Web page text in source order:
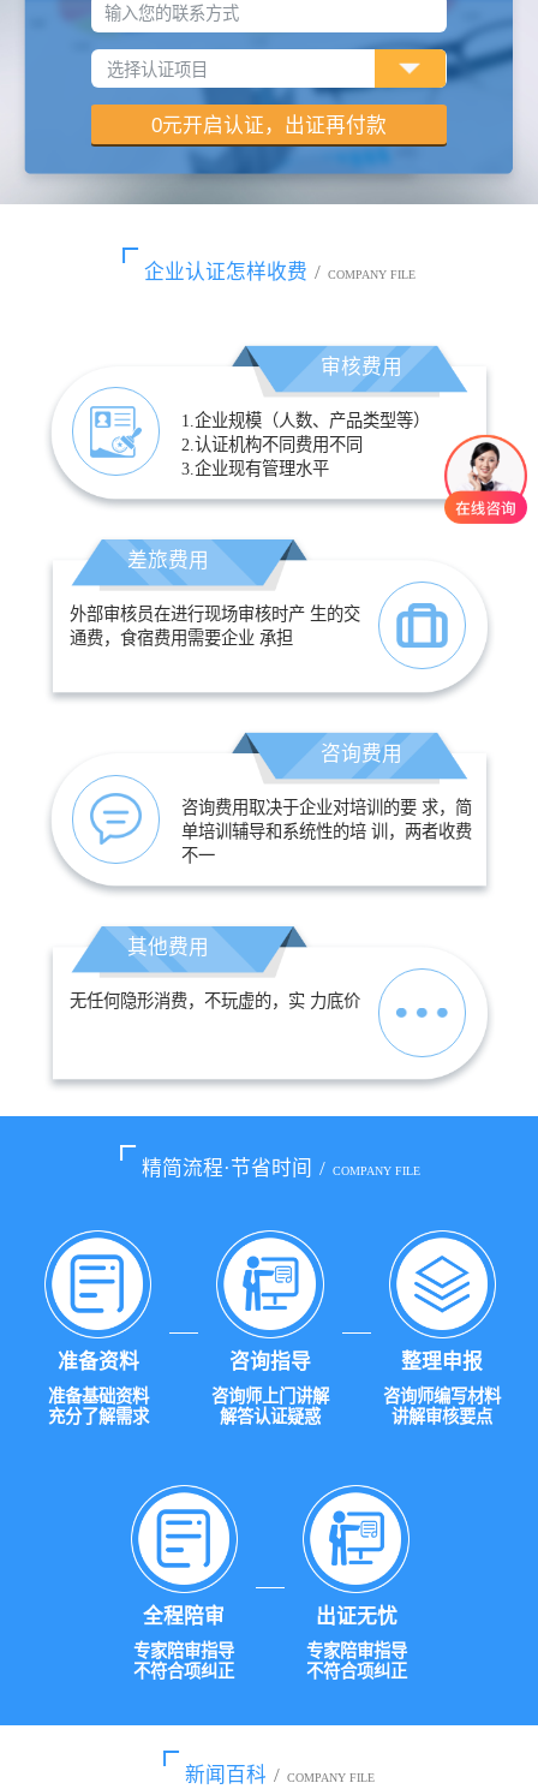
输入您的联系方式
企业认证怎样收费 / COMPANY FILE
审核费用
1.企业规模（人数、产品类型等）
2.认证机构不同费用不同
3.企业现有管理水平
差旅费用
外部审核员在进行现场审核时产 生的交
通费，食宿费用需要企业 承担
咨询费用
咨询费用取决于企业对培训的要 求，简
单培训辅导和系统性的培 训，两者收费
不一
其他费用
无任何隐形消费，不玩虚的，实 力底价
精简流程·节省时间 / COMPANY FILE
准备资料
准备基础资料
充分了解需求
咨询指导
咨询师上门讲解
解答认证疑惑
整理申报
咨询师编写材料
讲解审核要点
全程陪审
专家陪审指导
不符合项纠正
出证无忧
专家陪审指导
不符合项纠正
新闻百科 / COMPANY FILE